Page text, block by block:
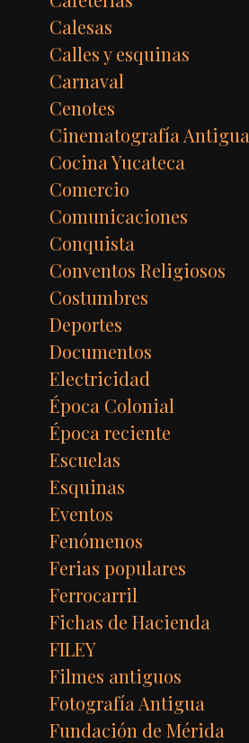
Calesas
Calles y esquinas
Carnaval
Cenotes
Cinematografía Antigua
Cocina Yucateca
Comercio
Comunicaciones
Conquista
Conventos Religiosos
Costumbres
Deportes
Documentos
Electricidad
Época Colonial
Época reciente
Escuelas
Esquinas
Eventos
Fenómenos
Ferias populares
Ferrocarril
Fichas de Hacienda
FILEY
Filmes antiguos
Fotografía Antigua
Fundación de Mérida